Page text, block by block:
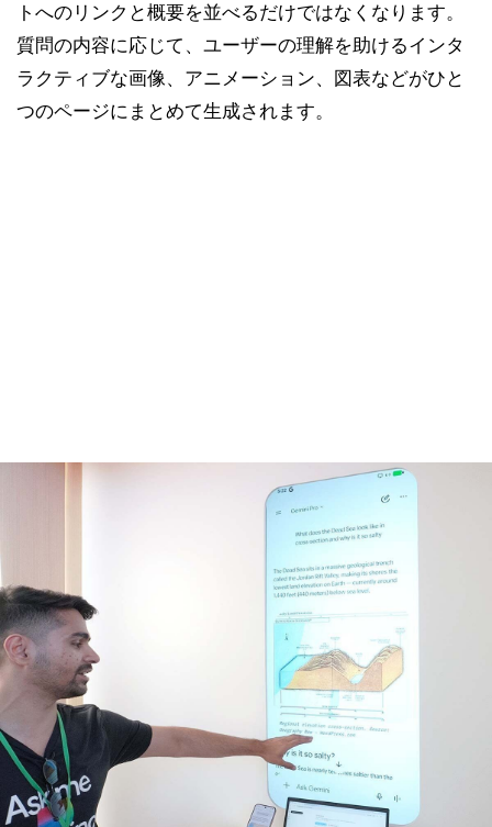
トへのリンクと概要を並べるだけではなくなります。
質問の内容に応じて、ユーザーの理解を助けるインタ
ラクティブな画像、アニメーション、図表などがひと
つのページにまとめて生成されます。